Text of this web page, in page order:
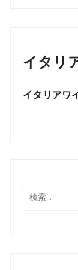
イタリ
イタリアワ